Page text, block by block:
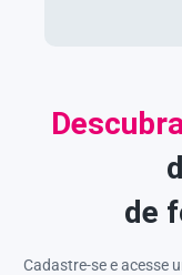
Descubra
de
Cadastre-se e acesse